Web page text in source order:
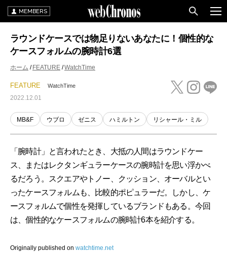
MEMBERS
ラウンドケースでは物足りないあなたに！個性的な
ケースフォルムの腕時計6選
ホーム FEATURE WatchTime
FEATURE WatchTime
2022.12.01
MB&F ウブロ ゼニス ハミルトン リシャール・ミル
「腕時計」と言われたとき、大抵の人間はラウンドケー
ス、またはレクタンギュラーケースの腕時計を思い浮かべ
るだろう。スクエアやトノー、クッション、オーバルとい
ったケースフォルムも、比較的ポピュラーだ。しかし、ケ
ースフォルムで個性を発揮しているブランドもある。今回
は、個性的なケースフォルムの腕時計6本を紹介する。
Originally published on watchtime.net